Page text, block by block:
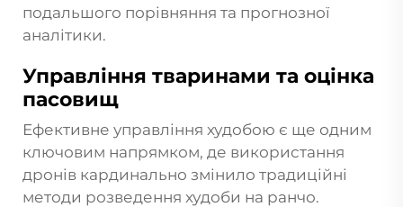
подальшого порівняння та прогнозної
аналітики.
Управління тваринами та оцінка
пасовищ
Ефективне управління худобою є ще одним
ключовим напрямком, де використання
дронів кардинально змінило традиційні
методи розведення худоби на ранчо.